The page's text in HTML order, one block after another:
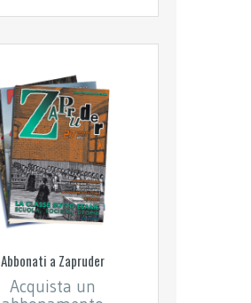
Abbonati a Zapruder
Acquista un